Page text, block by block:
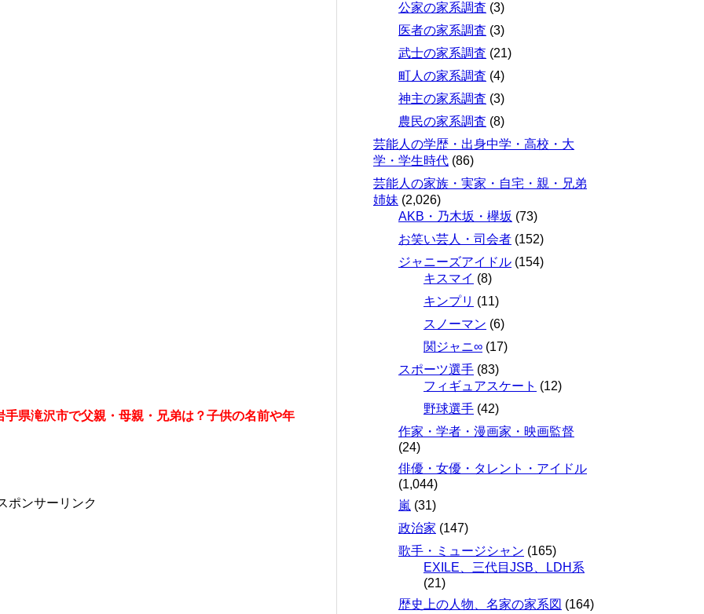
県滝沢市で父親・母親・兄弟は？子供の名前や年
ポンサーリンク
公家の家系調査 (3)
医者の家系調査 (3)
武士の家系調査 (21)
町人の家系調査 (4)
神主の家系調査 (3)
農民の家系調査 (8)
芸能人の学歴・出身中学・高校・大
学・学生時代 (86)
芸能人の家族・実家・自宅・親・兄弟
姉妹 (2,026)
AKB・乃木坂・欅坂 (73)
お笑い芸人・司会者 (152)
ジャニーズアイドル (154)
キスマイ (8)
キンプリ (11)
スノーマン (6)
関ジャニ∞ (17)
スポーツ選手 (83)
フィギュアスケート (12)
野球選手 (42)
作家・学者・漫画家・映画監督
(24)
俳優・女優・タレント・アイドル
(1,044)
嵐 (31)
政治家 (147)
歌手・ミュージシャン (165)
EXILE、三代目JSB、LDH系
(21)
歴史上の人物、名家の家系図 (164)